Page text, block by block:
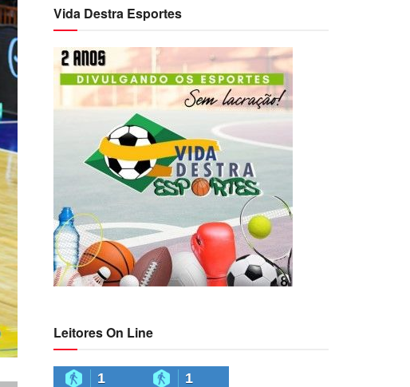
Vida Destra Esportes
Leitores On Line
1 1